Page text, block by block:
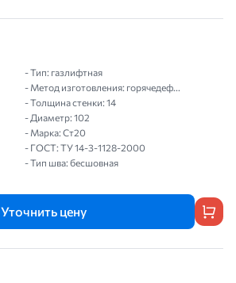
- Тип: газлифтная
- Метод изготовления: горячедеф...
- Толщина стенки: 14
- Диаметр: 102
- Марка: Ст20
- ГОСТ: ТУ 14-3-1128-2000
- Тип шва: бесшовная
Уточнить цену